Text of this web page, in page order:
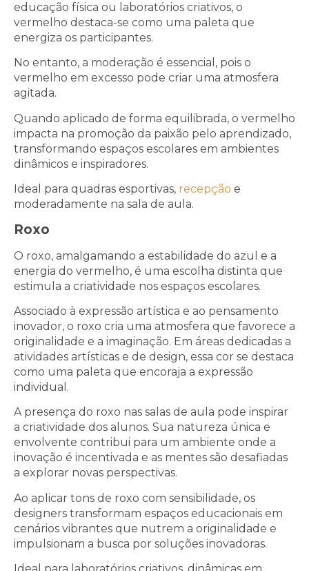
educação física ou laboratórios criativos, o
vermelho destaca-se como uma paleta que
energiza os participantes.
No entanto, a moderação é essencial, pois o
vermelho em excesso pode criar uma atmosfera
agitada.
Quando aplicado de forma equilibrada, o vermelho
impacta na promoção da paixão pelo aprendizado,
transformando espaços escolares em ambientes
dinâmicos e inspiradores.
Ideal para quadras esportivas, recepção e
moderadamente na sala de aula.
Roxo
O roxo, amalgamando a estabilidade do azul e a
energia do vermelho, é uma escolha distinta que
estimula a criatividade nos espaços escolares.
Associado à expressão artística e ao pensamento
inovador, o roxo cria uma atmosfera que favorece a
originalidade e a imaginação. Em áreas dedicadas a
atividades artísticas e de design, essa cor se destaca
como uma paleta que encoraja a expressão
individual.
A presença do roxo nas salas de aula pode inspirar
a criatividade dos alunos. Sua natureza única e
envolvente contribui para um ambiente onde a
inovação é incentivada e as mentes são desafiadas
a explorar novas perspectivas.
Ao aplicar tons de roxo com sensibilidade, os
designers transformam espaços educacionais em
cenários vibrantes que nutrem a originalidade e
impulsionam a busca por soluções inovadoras.